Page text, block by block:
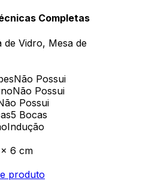
Completas
de Vidro, Mesa de
Não Possui
Não Possui
Possui
5 Bocas
Indução
6 cm
produto